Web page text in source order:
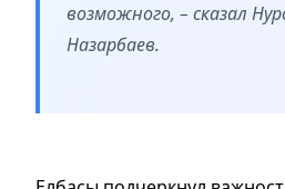
возможного, – сказал
Назарбаев.